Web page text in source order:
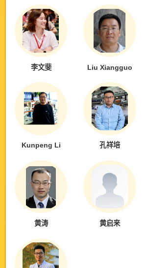
李文斐 Liu Xiangguo
Kunpeng Li 孔祥培
黄涛 黄启来